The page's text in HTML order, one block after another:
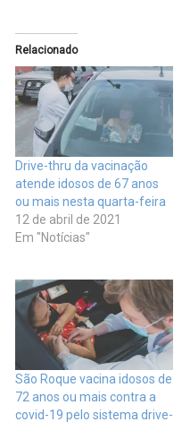
Relacionado
Drive-thru da vacinação
atende idosos de 67 anos
ou mais nesta quarta-feira
12 de abril de 2021
Em "Notícias"
São Roque vacina idosos de
72 anos ou mais contra a
covid-19 pelo sistema drive-